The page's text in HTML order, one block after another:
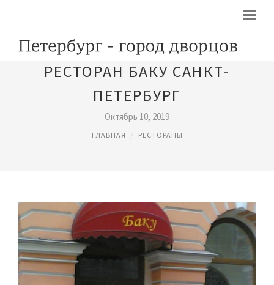
РЕСТОРАН БАКУ САНКТ-
ПЕТЕРБУРГ
Октябрь 10, 2019
ГЛАВНАЯ РЕСТОРАНЫ